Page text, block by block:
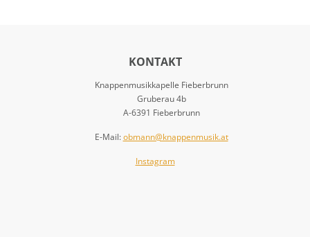
KONTAKT
Knappenmusikkapelle Fieberbrunn
Gruberau 4b
A-6391 Fieberbrunn
E-Mail:obmann@knappenmusik.at
Instagram